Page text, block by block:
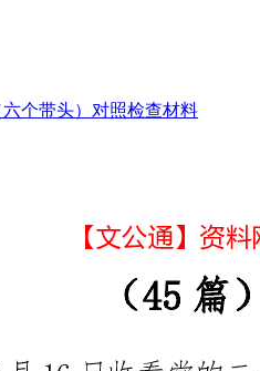
个带头）对照检查材料